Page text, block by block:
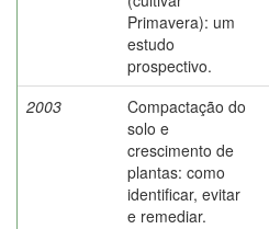
Primavera): um
estudo
prospectivo.
2003
Compactação do
solo e
crescimento de
plantas: como
identificar, evitar
e remediar.